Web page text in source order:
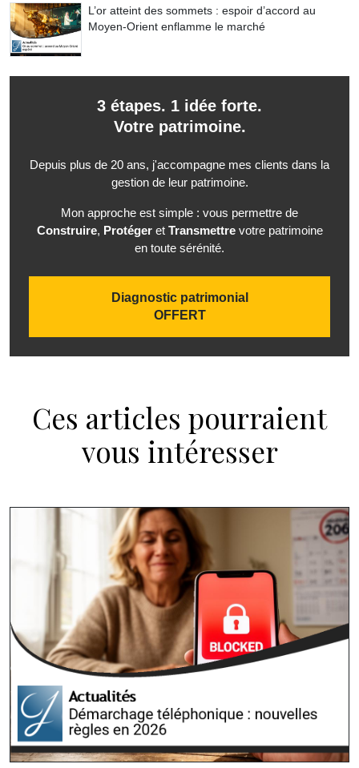
L’or atteint des sommets : espoir d’accord au
Moyen-Orient enflamme le marché
3 étapes. 1 idée forte.
Votre patrimoine.
Depuis plus de 20 ans, j'accompagne mes clients dans la
gestion de leur patrimoine.
Mon approche est simple : vous permettre de
Construire, Protégeret Transmettrevotre patrimoine
en toute sérénité.
Diagnostic patrimonial
OFFERT
Ces articles pourraient
vous intéresser